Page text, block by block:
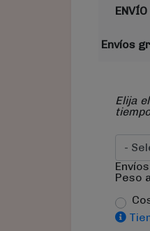
ENVÍO
Envíos
Elija
Peso